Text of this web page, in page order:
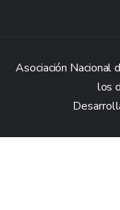
Asociación
los